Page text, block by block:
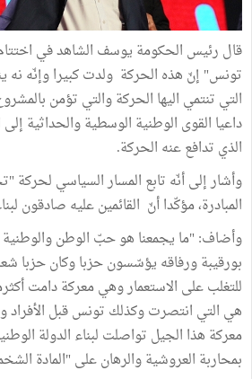
قال رئيس الحكومة يوسف الشاهد في
تونس" إنّ هذه الحركة ولدت كبيرا وإنّه نه
التي تنتمي اليها الحركة والتي تؤمن
داعيا القوى الوطنية الوسطية والحداثية
الذي تدافع عنه الحركة.
وأشار إلى أنّه تابع المسار السياسي
المبادرة، مؤكّدا أنّ القائمين عليه صادقون
وأضاف: "ما يجمعنا هو حبّ الوطن
بورقيبة ورفاقه يؤسّسون حزبا وكان حزبا
للتغلب على الاستعمار وهي معركة دامت
هي التي انتصرت وكذلك تونس قبل الأفراد
معركة هذا الجيل تواصلت لبناء الدولة
بمحاربة العروشية والرهان على "المادة